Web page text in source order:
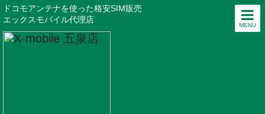
MENU
ドコモアンテナを使った格安SIM販売
エックスモバイル代理店